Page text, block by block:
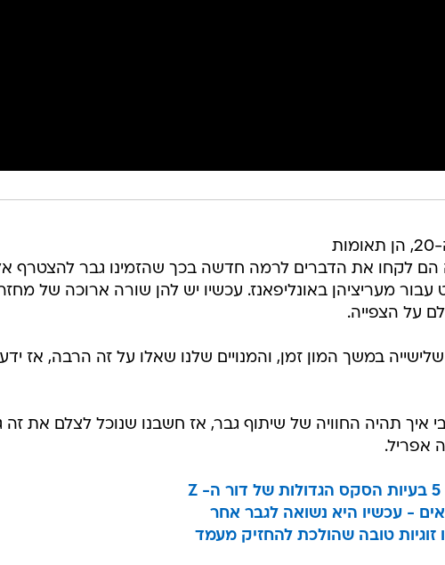
אפריל ואמיליה מדיסון בנות ה-20, הן תאומות
הם לקחו את הדברים לרמה חדשה בכך שהזמינו גבר להצטרף
מעריציהן באונליפאנז. עכשיו יש להן שורה ארוכה של
על הצפייה.
במשך המון זמן, והמנויים שלנו שאלו על זה הרבה, אז
איך תהיה החוויה של שיתוף גבר, אז חשבנו שנוכל לצלם את זה
אפריל.
- עכשיו היא נשואה לגבר אחר
זוגיות טובה שהולכת להחזיק מעמד